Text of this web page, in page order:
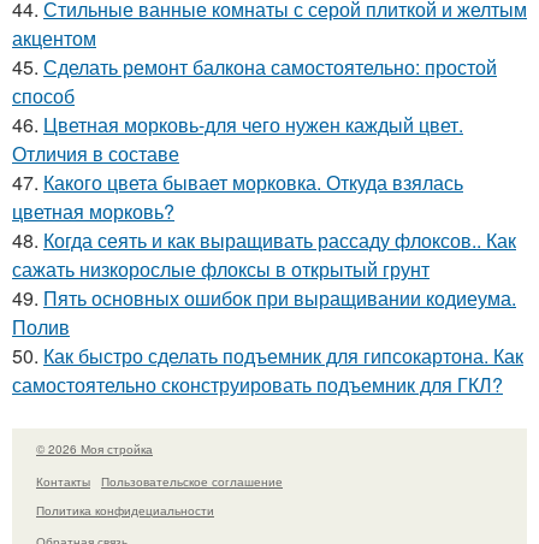
44. Стильные ванные комнаты с серой плиткой и желтым
акцентом
45. Сделать ремонт балкона самостоятельно: простой
способ
46. Цветная морковь-для чего нужен каждый цвет.
Отличия в составе
47. Какого цвета бывает морковка. Откуда взялась
цветная морковь?
48. Когда сеять и как выращивать рассаду флоксов.. Как
сажать низкорослые флоксы в открытый грунт
49. Пять основных ошибок при выращивании кодиеума.
Полив
50. Как быстро сделать подъемник для гипсокартона. Как
самостоятельно сконструировать подъемник для ГКЛ?
© 2026 Моя стройка
Контакты
Пользовательское соглашение
Политика конфидециальности